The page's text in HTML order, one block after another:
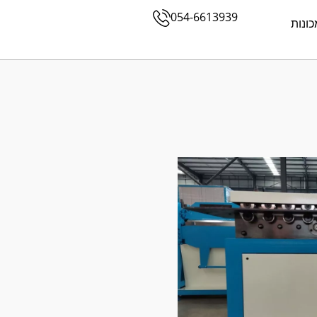
054-6613939